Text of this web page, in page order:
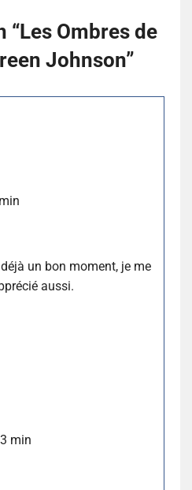
“Les Ombres de
Johnson”
un bon moment, je me
aussi.
min